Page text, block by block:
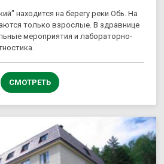
находится на берегу реки Обь. На
только взрослые. В здравнице
мероприятия и лабораторно-
СМОТРЕТЬ